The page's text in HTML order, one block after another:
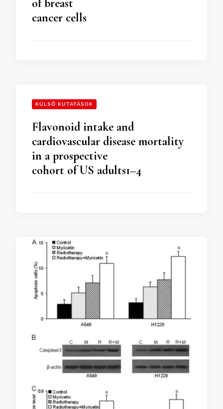
of breast
cancer cells
KÜLSŐ KUTATÁSOK
Flavonoid intake and
cardiovascular disease mortality
in a prospective
cohort of US adults1–4